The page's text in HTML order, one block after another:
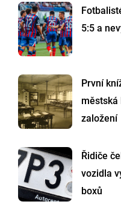
5:5 a
První
městská
založení
Řidiče
vozidla
boxů